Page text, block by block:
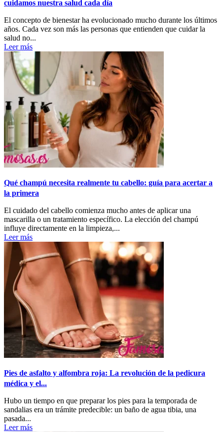
cuidamos nuestra salud cada día
El concepto de bienestar ha evolucionado mucho durante los últimos
años. Cada vez son más las personas que entienden que cuidar la
salud no...
Leer más
Qué champú necesita realmente tu cabello: guía para acertar a
la primera
El cuidado del cabello comienza mucho antes de aplicar una
mascarilla o un tratamiento específico. La elección del champú
influye directamente en la limpieza,...
Leer más
Pies de asfalto y alfombra roja: La revolución de la pedicura
médica y el...
Hubo un tiempo en que preparar los pies para la temporada de
sandalias era un trámite predecible: un baño de agua tibia, una
pasada...
Leer más